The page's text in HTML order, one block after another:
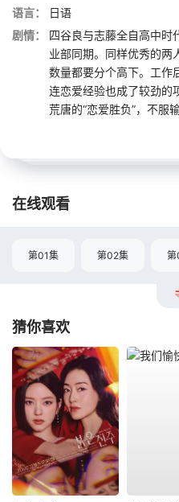
语言：
日语
剧情：
四谷良与志藤全自高中时
业部同期。同样优秀的两
数量都要分个高下。工作
连恋爱经验也成了较劲的
荒唐的“恋爱胜负”，不服
在线观看
第01集 第02集
猜你喜欢